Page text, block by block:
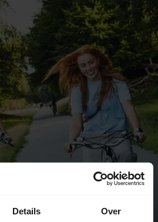
Details Over